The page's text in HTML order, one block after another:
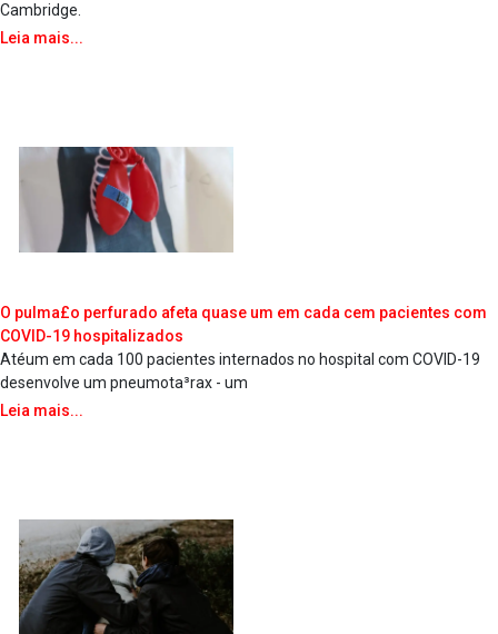
Cambridge.
Leia mais...
O pulma£o perfurado afeta quase um em cada cem pacientes com
COVID-19 hospitalizados
Atéum em cada 100 pacientes internados no hospital com COVID-19
desenvolve um pneumota³rax - um
Leia mais...